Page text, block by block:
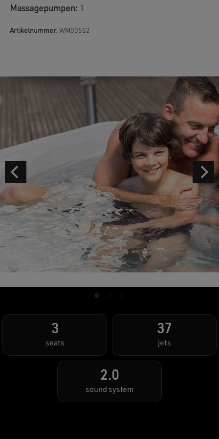
Massagepumpen: 1
Artikelnummer: WM00552
3
seats
37
jets
2.0
sound system